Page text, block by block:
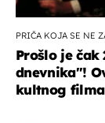
PRIČA KOJA SE NE
Prošlo je čak
dnevnika''!
kultnog filma